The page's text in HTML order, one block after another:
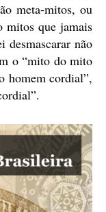
meta-mitos, ou
mitos que jamais
não
o “mito do mito
homem cordial”,